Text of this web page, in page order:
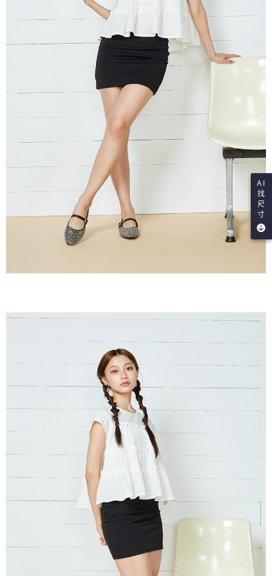
AI
找
尺
寸